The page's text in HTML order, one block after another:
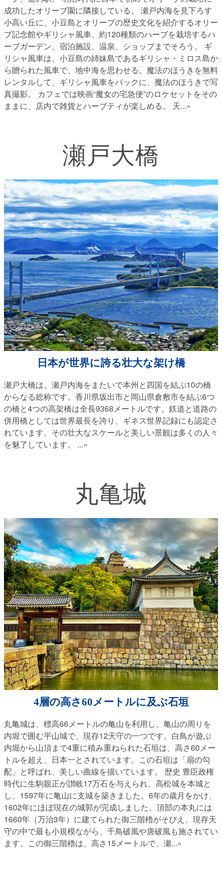
成功したオリーブ園に隣接している。 瀬戸内海を見下ろす
小高い丘に、小豆島とオリーブの歴史文化を紹介するオリー
ブ記念館やギリシャ風車、約120種類のハーブを栽培するハ
ーブガーデン、宿泊施設、温泉、ショップまでそろう。 ギ
リシャ風車は、小豆島の姉妹島であるギリシャ・ミロス島か
ら贈られた風車で、地中海を思わせる。魔法のほうきを無料
レンタルして、ギリシャ風車をバックに、魔法のほうきで写
真撮影。 カフェでは映画“魔女の宅急便”のロケセットをその
ままに、店内で雑貨とハーブティが楽しめる。 天...»
瀬戸大橋
日本が世界に誇る壮大な架け橋
瀬戸大橋は、瀬戸内海をまたいで本州と四国を結ぶ10の橋
からなる総称です。香川県坂出市と岡山県倉敷市を結ぶ6つ
の橋と4つの高架橋は全長9368メートルです。鉄道と道路の
併用橋としては世界最長を誇り、ギネス世界記録にも認定さ
れています。その壮大なスケールと美しい景観は多くの人々
を魅了しています。 ...»
丸亀城
4層の高さ60メートルに及ぶ石垣
丸亀城は、標高66メートルの亀山を利用し、亀山の周りを
内堀で囲む平山城で、現存12天守の一つです。白鳥が遊ぶ
内堀から山頂まで4重に積み重ねられた石垣は、高さ60メー
トルを超え、日本一とされています。この石垣は「扇の勾
配」と呼ばれ、美しい曲線を描いています。 歴史 豊臣政権
時代に生駒親正が讃岐17万石を与えられ、高松城を本城と
し、1597年に亀山に支城を築きました。6年の歳月をかけ、
1602年にほぼ現在の城郭が完成しました。頂部の本丸には
1660年（万治3年）に建てられた御三階櫓がそびえ、現存天
守の中で最も小規模ながら、千鳥破風や唐破風も施されてい
ます。この御三階櫓は、高さ15メートルで、瀬...»